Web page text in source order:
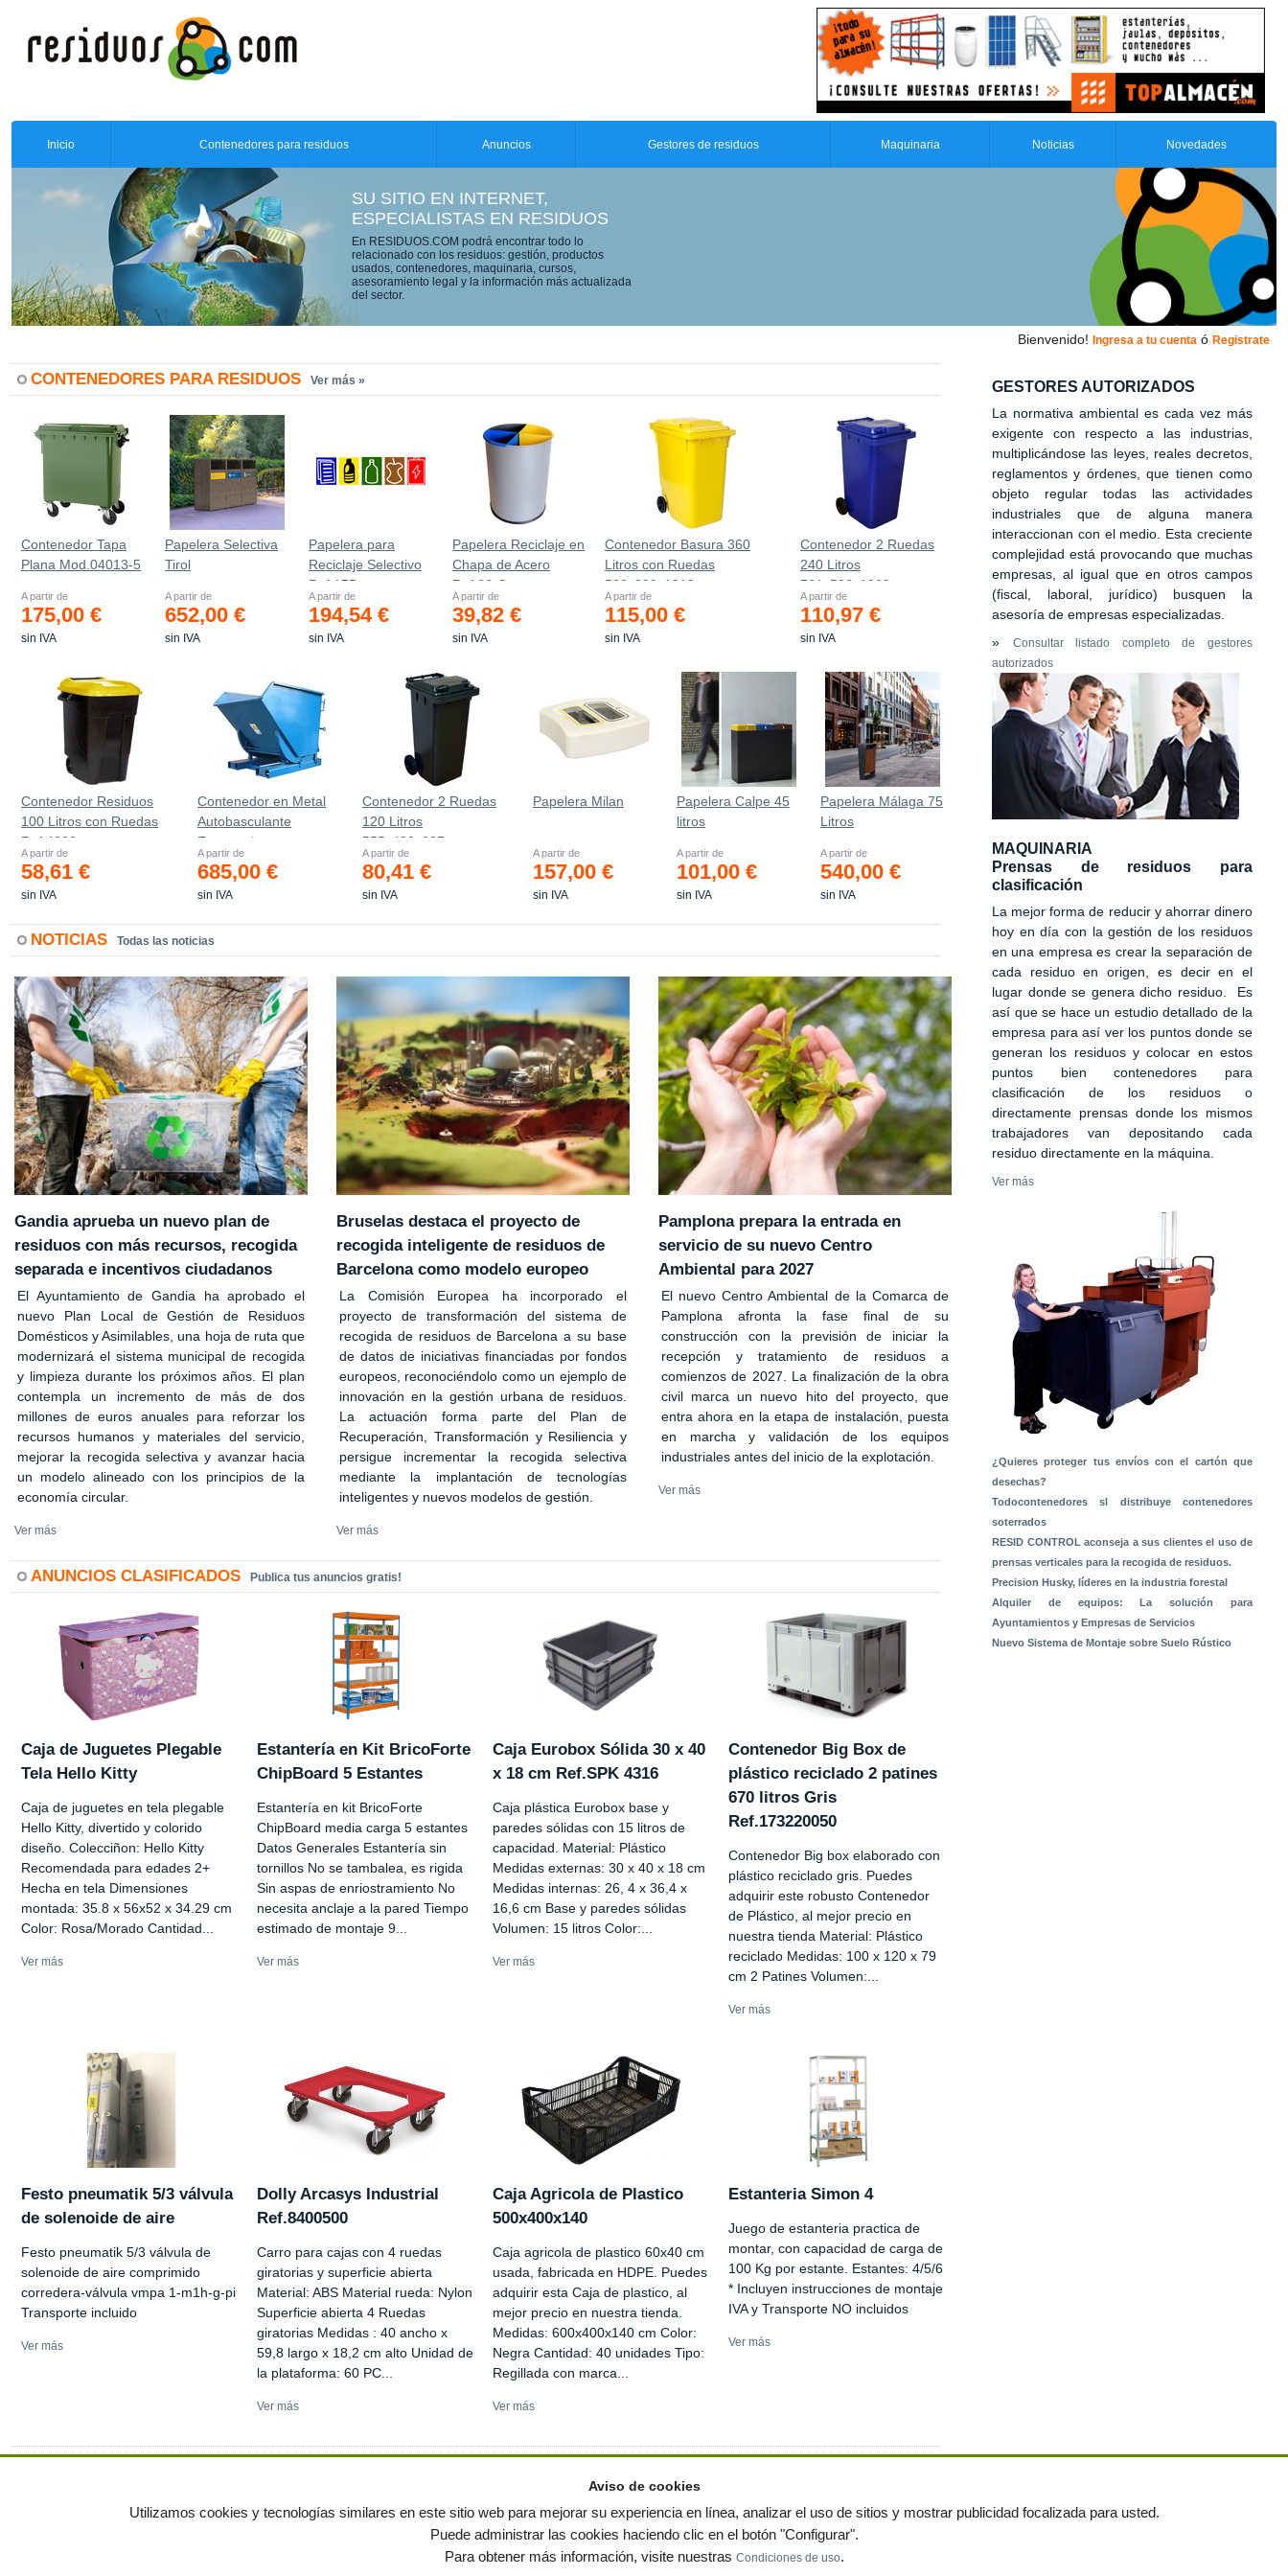
Inicio Contenedores para residuos Anuncios Gestores de residuos Maquinaria Noticias Novedades
SU SITIO EN INTERNET,
ESPECIALISTAS EN RESIDUOS
En RESIDUOS.COM podrá encontrar todo lo
relacionado con los residuos: gestión, productos
usados, contenedores, maquinaria, cursos,
asesoramiento legal y la información más actualizada
del sector.
Bienvenido! Ingresa a tu cuenta ó Registrate
CONTENEDORES PARA RESIDUOS Ver más »
Contenedor Tapa
Plana Mod.04013-5
A partir de
175,00 €
sin IVA
Papelera Selectiva
Tirol
A partir de
652,00 €
sin IVA
Papelera para
Reciclaje Selectivo
Ref.175
A partir de
194,54 €
sin IVA
Papelera Reciclaje en
Chapa de Acero
Ref.90-C
A partir de
39,82 €
sin IVA
Contenedor Basura 360
Litros con Ruedas
583x880x1010 mm
A partir de
115,00 €
sin IVA
Contenedor 2 Ruedas
240 Litros
721х582х1069mm
A partir de
110,97 €
sin IVA
Contenedor Residuos
100 Litros con Ruedas
Ref.4200
A partir de
58,61 €
sin IVA
Contenedor en Metal
Autobasculante
Estanco *
A partir de
685,00 €
sin IVA
Contenedor 2 Ruedas
120 Litros
555х480х937mm
A partir de
80,41 €
sin IVA
Papelera Milan
A partir de
157,00 €
sin IVA
Papelera Calpe 45
litros
A partir de
101,00 €
sin IVA
Papelera Málaga 75
Litros
A partir de
540,00 €
sin IVA
NOTICIAS Todas las noticias
Gandia aprueba un nuevo plan de
residuos con más recursos, recogida
separada e incentivos ciudadanos
El Ayuntamiento de Gandia ha aprobado el
nuevo Plan Local de Gestión de Residuos
Domésticos y Asimilables, una hoja de ruta que
modernizará el sistema municipal de recogida
y limpieza durante los próximos años. El plan
contempla un incremento de más de dos
millones de euros anuales para reforzar los
recursos humanos y materiales del servicio,
mejorar la recogida selectiva y avanzar hacia
un modelo alineado con los principios de la
economía circular.
Ver más
Bruselas destaca el proyecto de
recogida inteligente de residuos de
Barcelona como modelo europeo
La Comisión Europea ha incorporado el
proyecto de transformación del sistema de
recogida de residuos de Barcelona a su base
de datos de iniciativas financiadas por fondos
europeos, reconociéndolo como un ejemplo de
innovación en la gestión urbana de residuos.
La actuación forma parte del Plan de
Recuperación, Transformación y Resiliencia y
persigue incrementar la recogida selectiva
mediante la implantación de tecnologías
inteligentes y nuevos modelos de gestión.
Ver más
Pamplona prepara la entrada en
servicio de su nuevo Centro
Ambiental para 2027
El nuevo Centro Ambiental de la Comarca de
Pamplona afronta la fase final de su
construcción con la previsión de iniciar la
recepción y tratamiento de residuos a
comienzos de 2027. La finalización de la obra
civil marca un nuevo hito del proyecto, que
entra ahora en la etapa de instalación, puesta
en marcha y validación de los equipos
industriales antes del inicio de la explotación.
Ver más
ANUNCIOS CLASIFICADOS Publica tus anuncios gratis!
Caja de Juguetes Plegable
Tela Hello Kitty
Caja de juguetes en tela plegable
Hello Kitty, divertido y colorido
diseño. Colecciñon: Hello Kitty
Recomendada para edades 2+
Hecha en tela Dimensiones
montada: 35.8 x 56x52 x 34.29 cm
Color: Rosa/Morado Cantidad...
Ver más
Estantería en Kit BricoForte
ChipBoard 5 Estantes
Estantería en kit BricoForte
ChipBoard media carga 5 estantes
Datos Generales Estantería sin
tornillos No se tambalea, es rigida
Sin aspas de enriostramiento No
necesita anclaje a la pared Tiempo
estimado de montaje 9...
Ver más
Caja Eurobox Sólida 30 x 40
x 18 cm Ref.SPK 4316
Caja plástica Eurobox base y
paredes sólidas con 15 litros de
capacidad. Material: Plástico
Medidas externas: 30 x 40 x 18 cm
Medidas internas: 26, 4 x 36,4 x
16,6 cm Base y paredes sólidas
Volumen: 15 litros Color:...
Ver más
Contenedor Big Box de
plástico reciclado 2 patines
670 litros Gris
Ref.173220050
Contenedor Big box elaborado con
plástico reciclado gris. Puedes
adquirir este robusto Contenedor
de Plástico, al mejor precio en
nuestra tienda Material: Plástico
reciclado Medidas: 100 x 120 x 79
cm 2 Patines Volumen:...
Ver más
Festo pneumatik 5/3 válvula
de solenoide de aire
Festo pneumatik 5/3 válvula de
solenoide de aire comprimido
corredera-válvula vmpa 1-m1h-g-pi
Transporte incluido
Ver más
Dolly Arcasys Industrial
Ref.8400500
Carro para cajas con 4 ruedas
giratorias y superficie abierta
Material: ABS Material rueda: Nylon
Superficie abierta 4 Ruedas
giratorias Medidas : 40 ancho x
59,8 largo x 18,2 cm alto Unidad de
la plataforma: 60 PC...
Ver más
Caja Agricola de Plastico
500x400x140
Caja agricola de plastico 60x40 cm
usada, fabricada en HDPE. Puedes
adquirir esta Caja de plastico, al
mejor precio en nuestra tienda.
Medidas: 600x400x140 cm Color:
Negra Cantidad: 40 unidades Tipo:
Regillada con marca...
Ver más
Estanteria Simon 4
Juego de estanteria practica de
montar, con capacidad de carga de
100 Kg por estante. Estantes: 4/5/6
* Incluyen instrucciones de montaje
IVA y Transporte NO incluidos
Ver más
GESTORES AUTORIZADOS
La normativa ambiental es cada vez más
exigente con respecto a las industrias,
multiplicándose las leyes, reales decretos,
reglamentos y órdenes, que tienen como
objeto regular todas las actividades
industriales que de alguna manera
interaccionan con el medio. Esta creciente
complejidad está provocando que muchas
empresas, al igual que en otros campos
(fiscal, laboral, jurídico) busquen la
asesoría de empresas especializadas.
» Consultar listado completo de gestores
autorizados
MAQUINARIA
Prensas de residuos para
clasificación
La mejor forma de reducir y ahorrar dinero
hoy en día con la gestión de los residuos
en una empresa es crear la separación de
cada residuo en origen, es decir en el
lugar donde se genera dicho residuo. Es
así que se hace un estudio detallado de la
empresa para así ver los puntos donde se
generan los residuos y colocar en estos
puntos bien contenedores para
clasificación de los residuos o
directamente prensas donde los mismos
trabajadores van depositando cada
residuo directamente en la máquina.
Ver más
¿Quieres proteger tus envíos con el cartón que
desechas?
Todocontenedores sl distribuye contenedores
soterrados
RESID CONTROL aconseja a sus clientes el uso de
prensas verticales para la recogida de residuos.
Precision Husky, líderes en la industria forestal
Alquiler de equipos: La solución para
Ayuntamientos y Empresas de Servicios
Nuevo Sistema de Montaje sobre Suelo Rústico
© residuos.com - Todos los derechos reservados- Política de privacidad|Condiciones de uso| Contacto|Editores| Mapa web|Preguntas frecuentes
Aviso de cookies
Utilizamos cookies y tecnologías similares en este sitio web para mejorar su experiencia en línea, analizar el uso de sitios y mostrar publicidad focalizada para usted.
Puede administrar las cookies haciendo clic en el botón "Configurar".
Para obtener más información, visite nuestras Condiciones de uso.